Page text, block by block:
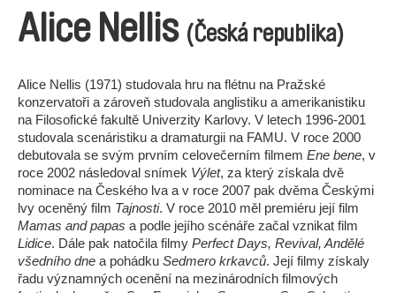
Alice Nellis (Česká republika)
Alice Nellis (1971) studovala hru na flétnu na Pražské
konzervatoři a zároveň studovala anglistiku a amerikanistiku
na Filosofické fakultě Univerzity Karlovy. V letech 1996-2001
studovala scenáristiku a dramaturgii na FAMU. V roce 2000
debutovala se svým prvním celovečerním filmem Ene bene, v
roce 2002 následoval snímek Výlet, za který získala dvě
nominace na Českého lva a v roce 2007 pak dvěma Českými
lvy oceněný film Tajnosti. V roce 2010 měl premiéru její film
Mamas and papas a podle jejího scénáře začal vznikat film
Lidice. Dále pak natočila filmy Perfect Days, Revival, Andělé
všedního dne a pohádku Sedmero krkavců. Její filmy získaly
řadu významných ocenění na mezinárodních filmových